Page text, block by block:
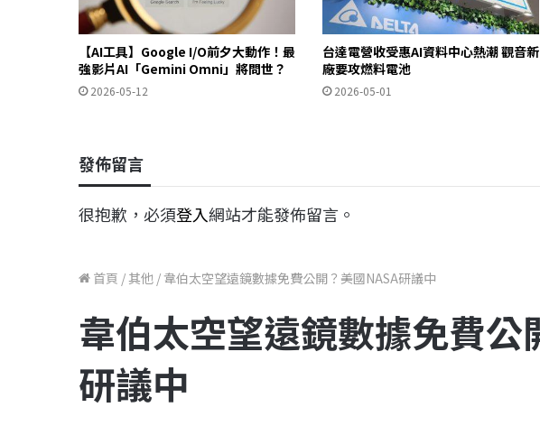
【AI工具】Google I/O前夕大動作！最
強影片AI「Gemini Omni」將問世？
2026-05-12
台達電營收受惠AI資料中心熱潮 觀音新
廠要攻燃料電池
2026-05-01
發佈留言
很抱歉，必須登入網站才能發佈留言。